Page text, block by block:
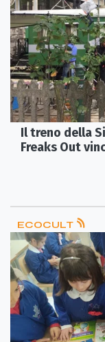
Il treno della
Freaks Out
ECOCULT